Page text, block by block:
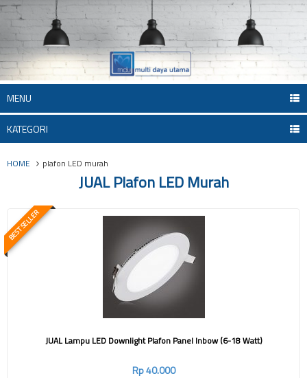
MENU
KATEGORI
HOME plafon LED murah
JUAL Plafon LED Murah
BEST SELLER
JUAL Lampu LED Downlight Plafon Panel Inbow (6-18 Watt)
Rp 40.000